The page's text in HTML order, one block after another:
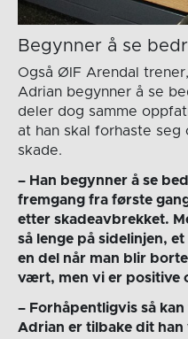
Begynner å se
Også ØIF Arendal
Adrian begynner å se
deler dog samme
at han skal forhaste seg
skade.
– Han begynner å se
fremgang fra første
etter skadeavbrekket.
så lenge på sidelinjen,
en del når man blir
vært, men vi er positive
– Forhåpentligvis så
Adrian er tilbake dit han